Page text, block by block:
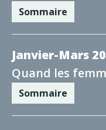
Sommaire
Janvier-Mars
Quand les
Sommaire